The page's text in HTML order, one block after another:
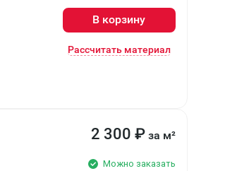
В корзину
Рассчитать материал
2 300 ₽ за м²
Можно заказать